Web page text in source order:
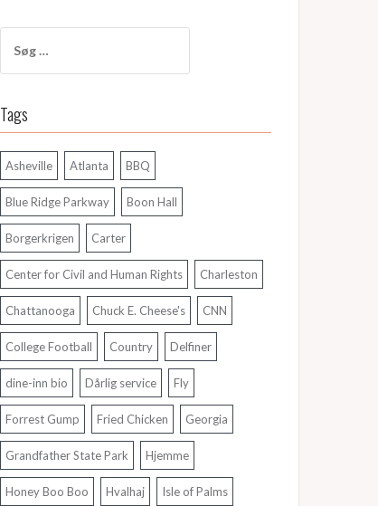
efter:
Tags
Asheville Atlanta BBQ
Blue Ridge Parkway Boon Hall
Borgerkrigen Carter
Center for Civil and Human Rights Charleston
Chattanooga Chuck E. Cheese's CNN
College Football Country Delfiner
dine-inn bio Dårlig service Fly
Forrest Gump Fried Chicken Georgia
Grandfather State Park Hjemme
Honey Boo Boo Hvalhaj Isle of Palms